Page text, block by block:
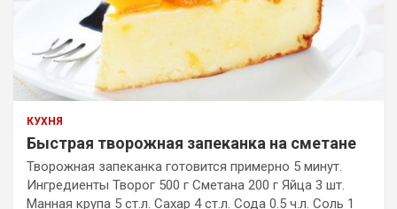
КУХНЯ
Быстрая творожная запеканка на сметане
Творожная запеканка готовится примерно 5 минут.
Ингредиенты Творог 500 г Сметана 200 г Яйца 3 шт.
Манная крупа 5 ст.л. Сахар 4 ст.л. Сода 0.5 ч.л. Соль 1